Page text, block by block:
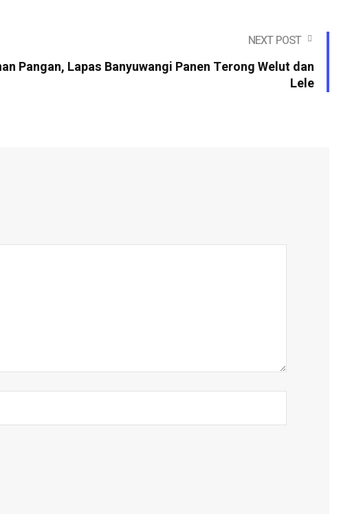
NEXT POST
Pangan, Lapas Banyuwangi Panen Terong Welut dan
Lele